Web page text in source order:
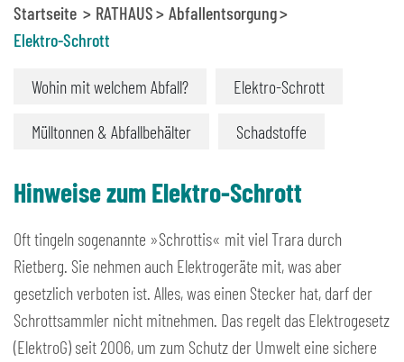
Startseite RATHAUS
Abfallentsorgung
Elektro-Schrott
Wohin mit welchem Abfall? Elektro-Schrott
Mülltonnen & Abfallbehälter Schadstoffe
Hinweise zum Elektro-Schrott
Oft tingeln sogenannte »Schrottis« mit viel Trara durch
Rietberg. Sie nehmen auch Elektrogeräte mit, was aber
gesetzlich verboten ist. Alles, was einen Stecker hat, darf der
Schrottsammler nicht mitnehmen. Das regelt das Elektrogesetz
(ElektroG) seit 2006, um zum Schutz der Umwelt eine sichere